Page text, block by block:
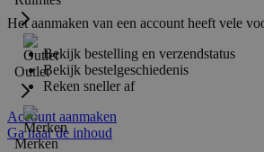
Outlet
Merken
Het aanmaken van een account heeft vele
Bekijk bestelling en verzendstatus
Bekijk bestelgeschiedenis
Reken sneller af
Account aanmaken
Ga naar de inhoud